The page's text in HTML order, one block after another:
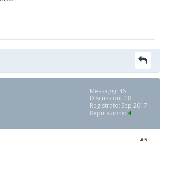
Messaggi: 46
Discussioni: 18
Registrato: Sep 2017
Reputazione: 4
#5